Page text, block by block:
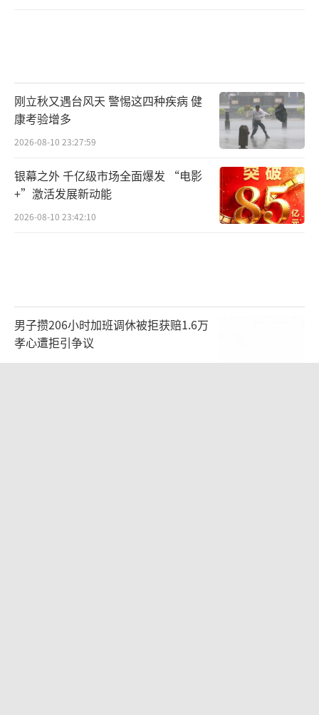
刚立秋又遇台风天 警惕这四种疾病 健
康考验增多
2026-08-10 23:27:59
银幕之外 千亿级市场全面爆发 “电影
+”激活发展新动能
2026-08-10 23:42:10
男子攒206小时加班调休被拒获赔1.6万
孝心遭拒引争议
2026-08-10 18:21:41